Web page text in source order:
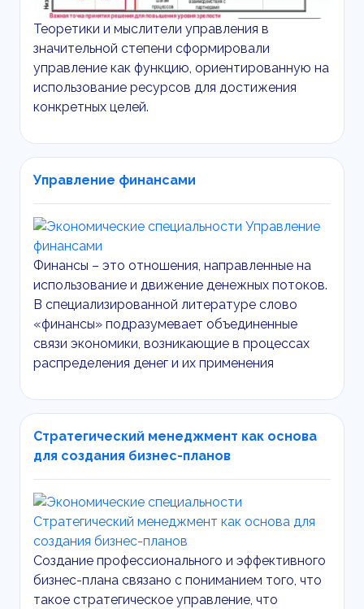
Теоретики и мыслители управления в
значительной степени сформировали
управление как функцию, ориентированную на
использование ресурсов для достижения
конкретных целей.
Управление финансами
Финансы – это отношения, направленные на
использование и движение денежных потоков.
В специализированной литературе слово
«финансы» подразумевает объединенные
связи экономики, возникающие в процессах
распределения денег и их применения
Стратегический менеджмент как основа
для создания бизнес-планов
Создание профессионального и эффективного
бизнес-плана связано с пониманием того, что
такое стратегическое управление, что